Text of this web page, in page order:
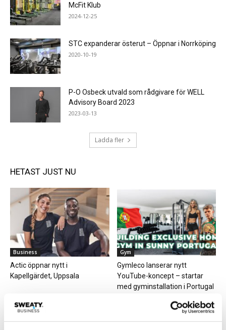
McFit Klub
2024-12-25
STC expanderar österut – Öppnar i Norrköping
2020-10-19
P-O Osbeck utvald som rådgivare för WELL
Advisory Board 2023
2023-03-13
Ladda fler
HETAST JUST NU
Business
Actic öppnar nytt i
Kapellgärdet, Uppsala
Gym
Gymleco lanserar nytt
YouTube-koncept – startar
med gyminstallation i Portugal